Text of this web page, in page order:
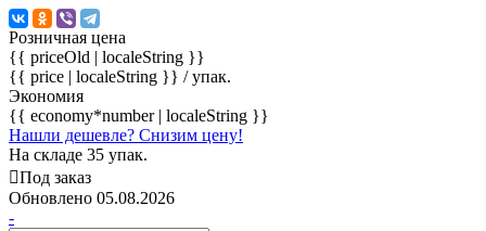
Розничная цена
{{ priceOld | localeString }}
{{ price | localeString }} / упак.
Экономия
{{ economy*number | localeString }}
Нашли дешевле? Снизим цену!
На складе 35 упак.
Под заказ
Обновлено 05.08.2026
-